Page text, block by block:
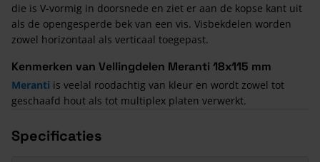
die is V-vormig in doorsnede en ziet er aan de kopse kant uit
als de opengesperde bek van een vis. Visbekdelen worden
zowel horizontaal als verticaal toegepast.
Kenmerken van Vellingdelen Meranti 18x115 mm
Meranti is veelal roodachtig van kleur en wordt zowel tot
geschaafd hout als tot multiplex platen verwerkt.
Specificaties